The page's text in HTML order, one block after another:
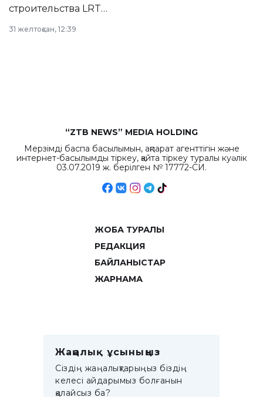
строительства LRT
республиканского
31 желтоқсан, 12:39
“ZTB NEWS” MEDIA HOLDING
Мерзімді баспа басылымын, ақпарат агенттігін және
интернет-басылымды тіркеу, қайта тіркеу туралы куәлік
03.07.2019 ж. берілген № 17772-СИ.
ЖОБА ТУРАЛЫ
РЕДАКЦИЯ
БАЙЛАНЫСТАР
ЖАРНАМА
Жаңалық ұсыныңыз
Сіздің жаңалықтарыңыз біздің
келесі айдарымыз болғанын
қалайсыз ба?